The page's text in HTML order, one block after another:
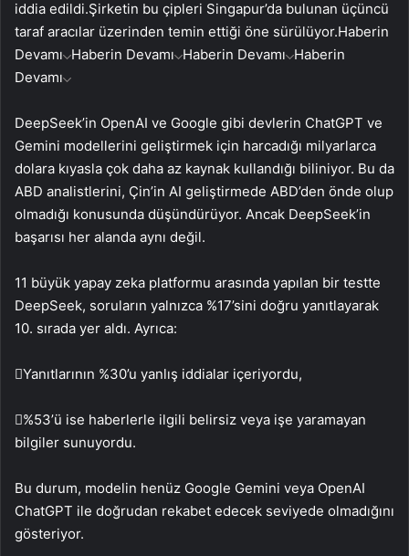
iddia edildi.Şirketin bu çipleri Singapur’da bulunan üçüncü
taraf aracılar üzerinden temin ettiği öne sürülüyor.Haberin
Devamı Haberin Devamı Haberin Devamı Haberin
Devamı
DeepSeek’in OpenAI ve Google gibi devlerin ChatGPT ve
Gemini modellerini geliştirmek için harcadığı milyarlarca
dolara kıyasla çok daha az kaynak kullandığı biliniyor. Bu da
ABD analistlerini, Çin’in AI geliştirmede ABD’den önde olup
olmadığı konusunda düşündürüyor. Ancak DeepSeek’in
başarısı her alanda aynı değil.
11 büyük yapay zeka platformu arasında yapılan bir testte
DeepSeek, soruların yalnızca %17’sini doğru yanıtlayarak
10. sırada yer aldı. Ayrıca:
Yanıtlarının %30’u yanlış iddialar içeriyordu,
%53’ü ise haberlerle ilgili belirsiz veya işe yaramayan
bilgiler sunuyordu.
Bu durum, modelin henüz Google Gemini veya OpenAI
ChatGPT ile doğrudan rekabet edecek seviyede olmadığını
gösteriyor.